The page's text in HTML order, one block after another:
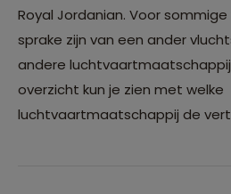
Royal Jordanian. Voor
sprake zijn van een ander
andere
overzicht kun je zien met welke
luchtvaartmaatschappij de